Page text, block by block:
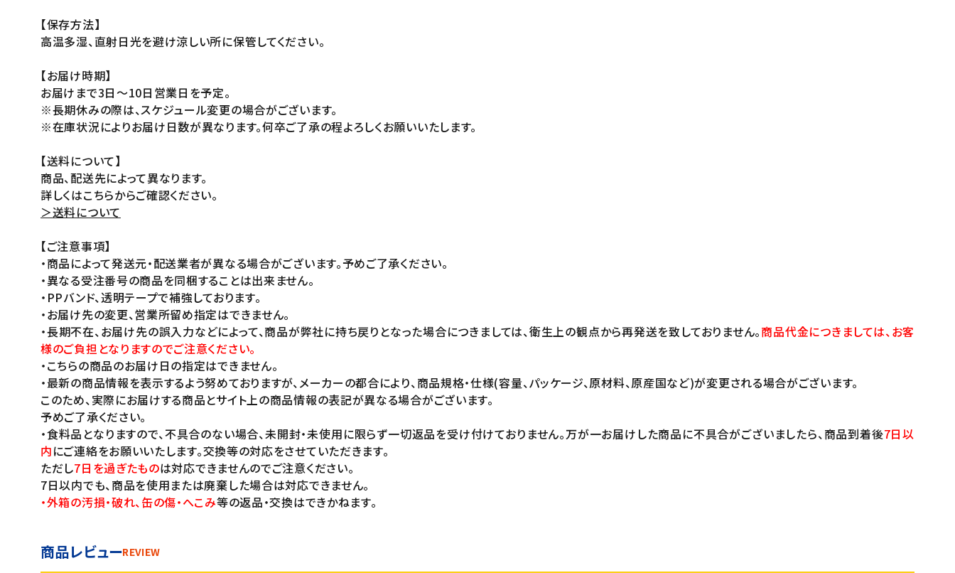
【保存方法】
高温多湿、直射日光を避け涼しい所に保管してください。
【お届け時期】
お届けまで3日～10日営業日を予定。
※長期休みの際は、スケジュール変更の場合がございます。
※在庫状況によりお届け日数が異なります。何卒ご了承の程よろしくお願いいたします。
【送料について】
商品、配送先によって異なります。
詳しくはこちらからご確認ください。
＞送料について
【ご注意事項】
・商品によって発送元・配送業者が異なる場合がございます。予めご了承ください。
・異なる受注番号の商品を同梱することは出来ません。
・PPバンド、透明テープで補強しております。
・お届け先の変更、営業所留め指定はできません。
・長期不在、お届け先の誤入力などによって、商品が弊社に持ち戻りとなった場合につきましては、衛生上の観点から再発送を致しておりません。商品代金につきましては、お客
様のご負担となりますのでご注意ください。
・こちらの商品のお届け日の指定はできません。
・最新の商品情報を表示するよう努めておりますが、メーカーの都合により、商品規格・仕様(容量、パッケージ、原材料、原産国など)が変更される場合がございます。
このため、実際にお届けする商品とサイト上の商品情報の表記が異なる場合がございます。
予めご了承ください。
・食料品となりますので、不具合のない場合、未開封・未使用に限らず一切返品を受け付けておりません。万が一お届けした商品に不具合がございましたら、商品到着後7日以
内にご連絡をお願いいたします。交換等の対応をさせていただきます。
ただし7日を過ぎたものは対応できませんのでご注意ください。
7日以内でも、商品を使用または廃棄した場合は対応できません。
・外箱の汚損・破れ、缶の傷・へこみ等の返品・交換はできかねます。
商品レビューREVIEW